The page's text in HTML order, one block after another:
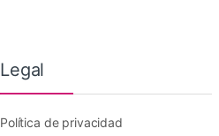
Legal
Política de privacidad